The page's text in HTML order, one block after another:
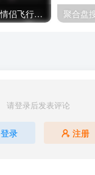
情侣情趣派对游戏：情侣飞行棋+真心话大冒险新增好孩子版本
请登录后发表评论
登录 注册